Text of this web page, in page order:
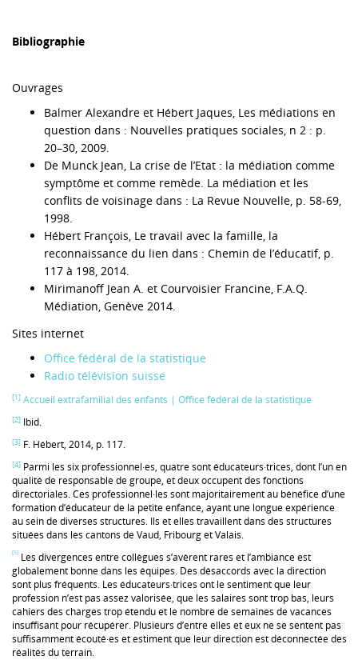
Bibliographie
Ouvrages
Balmer Alexandre et Hébert Jaques, Les médiations en
question dans : Nouvelles pratiques sociales, n 2 : p.
20–30, 2009.
De Munck Jean, La crise de l’Etat : la médiation comme
symptôme et comme remède. La médiation et les
conflits de voisinage dans : La Revue Nouvelle, p. 58-69,
1998.
Hébert François, Le travail avec la famille, la
reconnaissance du lien dans : Chemin de l’éducatif, p.
117 à 198, 2014.
Mirimanoff Jean A. et Courvoisier Francine, F.A.Q.
Médiation, Genève 2014.
Sites internet
Office fédéral de la statistique
Radio télévision suisse
[1] Accueil extrafamilial des enfants | Office fédéral de la statistique
[2] Ibid.
[3] F. Hébert, 2014, p. 117.
[4] Parmi les six professionnel·es, quatre sont éducateurs·trices, dont l’un en
qualité de responsable de groupe, et deux occupent des fonctions
directoriales. Ces professionnel·les sont majoritairement au bénéfice d’une
formation d’éducateur de la petite enfance, ayant une longue expérience
au sein de diverses structures. Ils et elles travaillent dans des structures
situées dans les cantons de Vaud, Fribourg et Valais.
[5] Les divergences entre collègues s’avèrent rares et l’ambiance est
globalement bonne dans les équipes. Des désaccords avec la direction
sont plus fréquents. Les éducateurs·trices ont le sentiment que leur
profession n’est pas assez valorisée, que les salaires sont trop bas, leurs
cahiers des charges trop étendu et le nombre de semaines de vacances
insuffisant pour récupérer. Plusieurs d’entre elles et eux ne se sentent pas
suffisamment écouté·es et estiment que leur direction est déconnectée des
réalités du terrain.